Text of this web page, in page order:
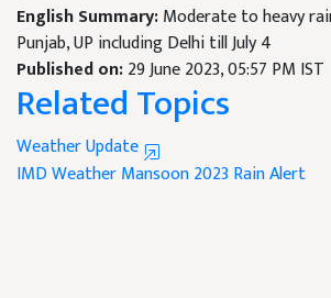
English Summary:Moderate to heavy
Punjab, UP including Delhi till July 4
Published on:29 June 2023, 05:57 PM IST
Related Topics
Weather Update
IMDWeatherMansoon 2023 Rain Alert